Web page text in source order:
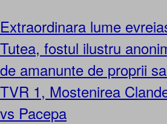
Extraordinara lume
Tutea, fostul ilustru
de amanunte de proprii
TVR 1, Mostenirea
vs Pacepa